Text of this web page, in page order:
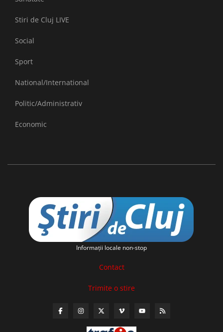
Stiri de Cluj LIVE
Social
Sport
National/International
Politic/Administrativ
Economic
Informaţii locale non-stop
Contact
Trimite o stire